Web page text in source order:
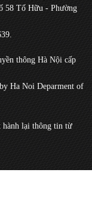
58 Tố Hữu - Phường
thông Hà Nội cấp
Ha Noi Deparment of
lại thông tin từ